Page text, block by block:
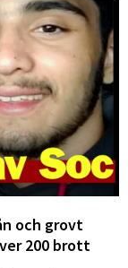
och grovt
200 brott